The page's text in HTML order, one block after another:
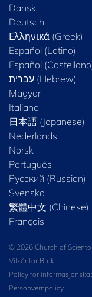
Dansk
Deutsch
Ελληνικά (Greek)
Español (Latino)
Español
Magyar
Italiano
日本語 (Japanese)
Nederlands
Norsk
Português
Русский (Russian)
Svenska
繁體中文 (Chinese)
Français
© 2026 Church of
Vilkår for Bruk
Policy for
Personvernpolicy